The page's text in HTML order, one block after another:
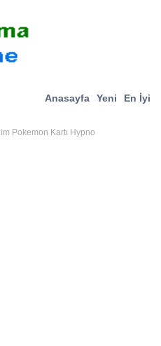
Anasayfa Yeni En İyi
Pokemon Kartı Hypno